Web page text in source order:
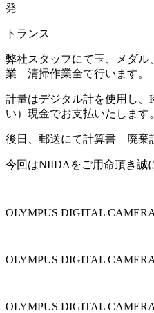
発
トラン
弊社スタッフにて玉、メダ
業 清掃作業全て行います。
計量はデジタル計を使用し
い）現金でお支払いたします。
後日、郵送にて計算書 廃棄
今回はNIIDAをご用命頂き誠
OLYMPUS DIGITAL CAMERA
OLYMPUS DIGITAL CAMERA
OLYMPUS DIGITAL CAMERA